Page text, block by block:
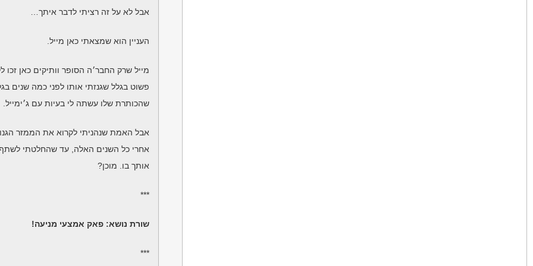
אבל לא על זה רציתי לדבר איתך…
העניין הוא שמצאתי כאן מייל.
מייל שרק החבר׳ה הסופר וותיקים כאן זכו
פשוט בגלל שגנזתי אותו לפני כמה שנים
שהכותרת שלו עשתה לי בעיות עם ג׳ימייל.
אבל האמת שנהניתי לקרוא את הממזר
אחרי כל השנים האלה, עד שהחלטתי
אותך בו. מוכן?
***
שורת נושא: פאק אמצעי מניעה!
***